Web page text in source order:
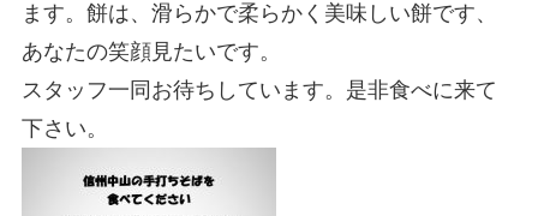
ます。餅は、滑らかで柔らかく美味しい餅です、
あなたの笑顔見たいです。
スタッフ一同お待ちしています。是非食べに来て
下さい。